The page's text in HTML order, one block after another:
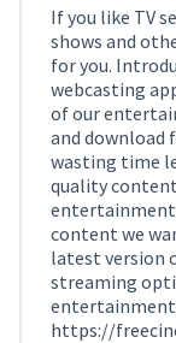
If you like TV
shows and
for you.
webcasting
of our
and download
wasting time
quality
content we
latest version
streaming
entertainment
https://